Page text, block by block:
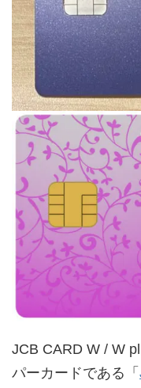
JCB CARD W / W
パーカードである「